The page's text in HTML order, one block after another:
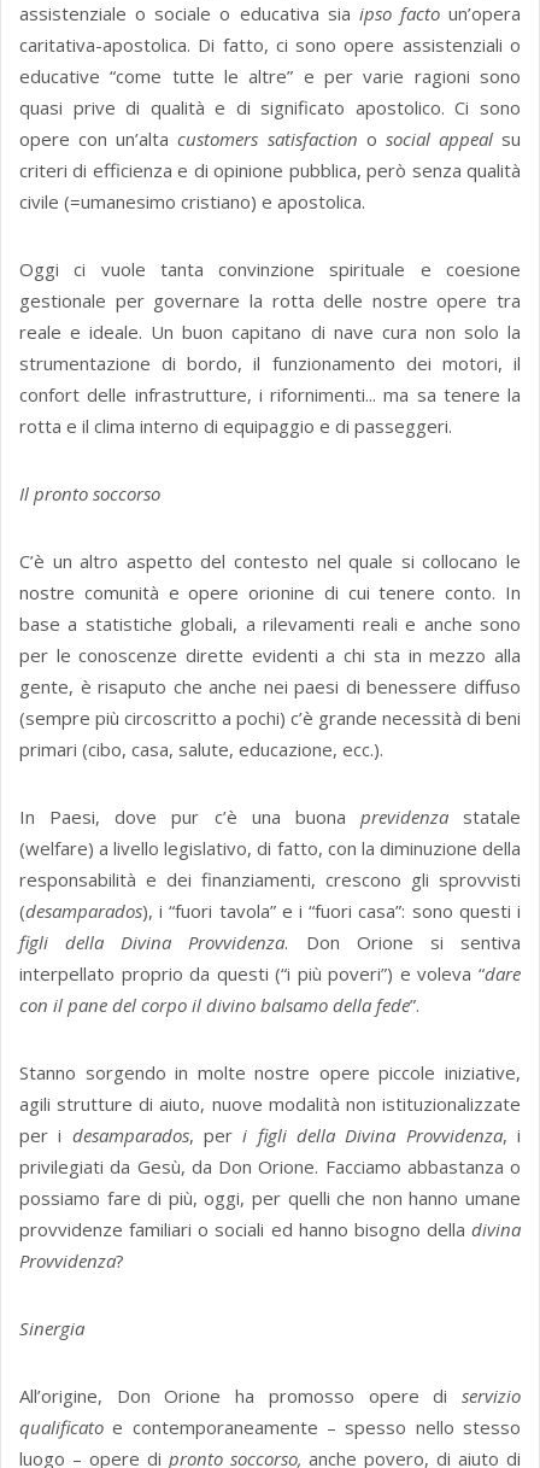
assistenziale o sociale o educativa sia ipso factoun’opera
caritativa-apostolica. Di fatto, ci sono opere assistenziali o
educative “come tutte le altre” e per varie ragioni sono
quasi prive di qualità e di significato apostolico. Ci sono
opere con un’altacustomers satisfaction o social appealsu
criteri di efficienza e di opinione pubblica, però senza qualità
civile (=umanesimo cristiano) e apostolica.
Oggi ci vuole tanta convinzione spirituale e coesione
gestionale per governare la rotta delle nostre opere tra
reale e ideale. Un buon capitano di nave cura non solo la
strumentazione di bordo, il funzionamento dei motori, il
confort delle infrastrutture, i rifornimenti... ma sa tenere la
rotta e il clima interno di equipaggio e di passeggeri.
Il pronto soccorso
C’è un altro aspetto del contesto nel quale si collocano le
nostre comunità e opere orionine di cui tenere conto. In
base a statistiche globali, a rilevamenti reali e anche sono
per le conoscenze dirette evidenti a chi sta in mezzo alla
gente, è risaputo che anche nei paesi di benessere diffuso
(sempre più circoscritto a pochi) c’è grande necessità di beni
primari (cibo, casa, salute, educazione, ecc.).
In Paesi, dove pur c’è una buona previdenzastatale
(welfare) a livello legislativo, di fatto, con la diminuzione della
responsabilità e dei finanziamenti, crescono gli sprovvisti
(desamparados), i “fuori tavola” e i “fuori casa”: sono questi i
figli della Divina Provvidenza. Don Orione si sentiva
interpellato proprio da questi (“i più poveri”) e voleva “dare
con il pane del corpo il divino balsamo della fede”.
Stanno sorgendo in molte nostre opere piccole iniziative,
agili strutture di aiuto, nuove modalità non istituzionalizzate
per i desamparados, peri figli della Divina Provvidenza, i
privilegiati da Gesù, da Don Orione. Facciamo abbastanza o
possiamo fare di più, oggi, per quelli che non hanno umane
provvidenze familiari o sociali ed hanno bisogno della divina
Provvidenza?
Sinergia
All’origine, Don Orione ha promosso opere di servizio
qualificato e contemporaneamente – spesso nello stesso
luogo – opere di pronto soccorso, anche povero, di aiuto di